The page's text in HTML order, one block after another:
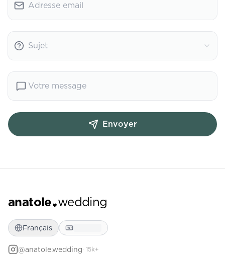
Adresse email
Sujet
Votre message
Envoyer
anatole wedding
Français
@anatole.wedding· 15k+